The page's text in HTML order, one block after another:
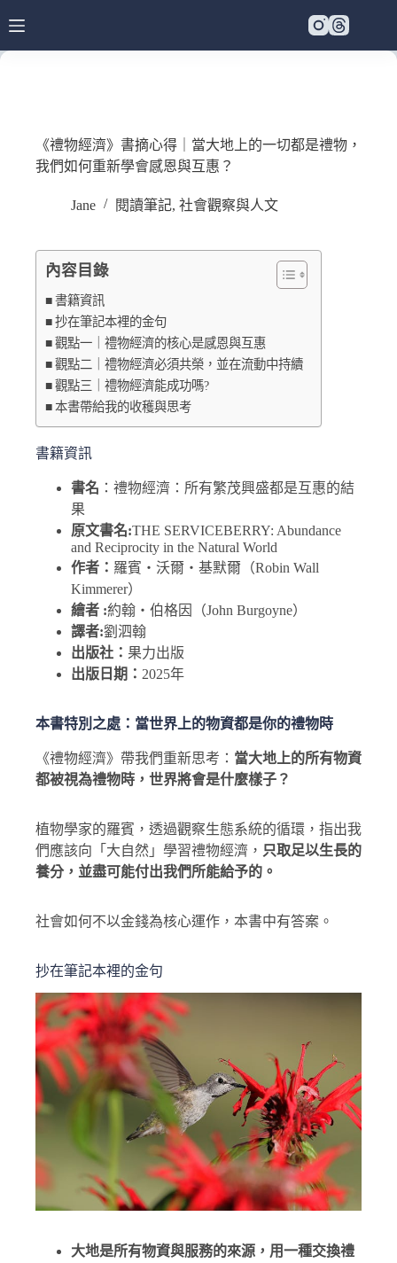
《禮物經濟》書摘心得｜當大地上的一切都是禮物，
我們如何重新學會感恩與互惠？
Jane 閱讀筆記, 社會觀察與人文
內容目錄
書籍資訊
抄在筆記本裡的金句
觀點一｜禮物經濟的核心是感恩與互惠
觀點二｜禮物經濟必須共榮，並在流動中持續
觀點三｜禮物經濟能成功嗎?
本書帶給我的收穫與思考
書籍資訊
書名 ：禮物經濟：所有繁茂興盛都是互惠的結
果
原文書名:THE SERVICEBERRY: Abundance
and Reciprocity in the Natural World
作者： 羅賓・沃爾・基默爾（Robin Wall
Kimmerer）
繪者 :約翰・伯格因（John Burgoyne）
譯者:劉泗翰
出版社： 果力出版
出版日期： 2025年
本書特別之處：當世界上的物資都是你的禮物時
《禮物經濟》帶我們重新思考： 當大地上的所有物資
都被視為禮物時，世界將會是什麼樣子？
植物學家的羅賓，透過觀察生態系統的循環，指出我
們應該向「大自然」學習禮物經濟， 只取足以生長的
養分，並盡可能付出我們所能給予的。
社會如何不以金錢為核心運作，本書中有答案。
抄在筆記本裡的金句
大地是所有物資與服務的來源，用一種交換禮